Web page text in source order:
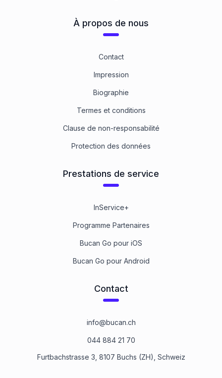
À propos de nous
Contact
Impression
Biographie
Termes et conditions
Clause de non-responsabilité
Protection des données
Prestations de service
InService+
Programme Partenaires
Bucan Go pour iOS
Bucan Go pour Android
Contact
info@bucan.ch
044 884 21 70
Furtbachstrasse 3, 8107 Buchs (ZH), Schweiz